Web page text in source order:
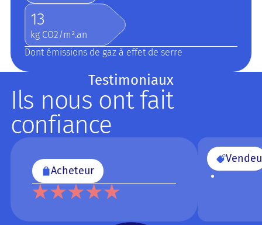
13
kg CO2/m².an
Dont émissions de gaz à effet de serre
Testimoniaux
Ils nous ont fait
confiance
Acheteur